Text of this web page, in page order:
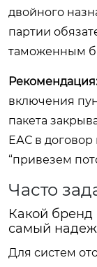
двойного
партии
таможенным
Рекомендация:
включения
пакета
ЕАС в договор
“привезем
Часто
Какой бренд
самый
Для систем